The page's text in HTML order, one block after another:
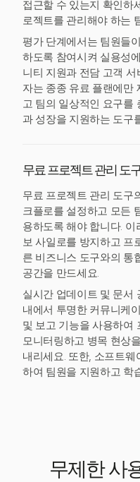
접근할 수 있는지 확인하
로젝트를 관리해야 하는
평가 단계에서는 팀원들
하도록 참여시켜 실용성
니티 지원과 전담 고객
자는 종종 유료 플랜에만
고 팀의 일상적인 요구를
과 성장을 지원하는 도구
무료 프로젝트 관리 도
무료 프로젝트 관리 도구
크플로를 설정하고 모든
용하도록 해야 합니다.
보 사일로를 방지하고 프
른 비즈니스 도구와의 통
공간을 만드세요.
실시간 업데이트 및 문서
내에서 투명한 커뮤니케
및 보고 기능을 사용하여
모니터링하고 병목 현상
내리세요. 또한, 소프트
하여 팀원을 지원하고 학
무제한 사